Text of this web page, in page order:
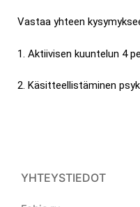
Vastaa yhteen
1. Aktiivisen kuuntelun 4
2. Käsitteellistäminen
YHTEYSTIEDOT